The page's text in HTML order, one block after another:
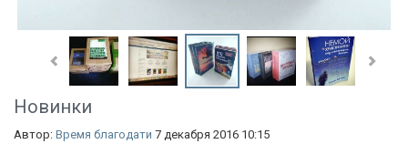
Новинки
Автор: Время благодати 7 декабря 2016 10:15